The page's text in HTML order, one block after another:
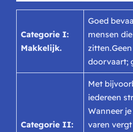
Categorie I:
Makkelijk.
Goed
mensen
zitten.
doorvaart;
Categorie II:
Met
iedereen
Wanneer
varen vergt